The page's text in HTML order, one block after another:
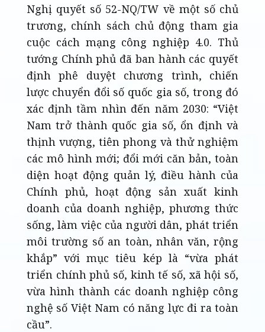
Nghị quyết số 52-NQ/TW về một số chủ
trương, chính sách chủ động tham gia
cuộc cách mạng công nghiệp 4.0. Thủ
tướng Chính phủ đã ban hành các quyết
định phê duyệt chương trình, chiến
lược chuyển đổi số quốc gia số, trong đó
xác định tầm nhìn đến năm 2030: “Việt
Nam trở thành quốc gia số, ổn định và
thịnh vượng, tiên phong và thử nghiệm
các mô hình mới; đổi mới căn bản, toàn
diện hoạt động quản lý, điều hành của
Chính phủ, hoạt động sản xuất kinh
doanh của doanh nghiệp, phương thức
sống, làm việc của người dân, phát triển
môi trường số an toàn, nhân văn, rộng
khắp” với mục tiêu kép là “vừa phát
triển chính phủ số, kinh tế số, xã hội số,
vừa hình thành các doanh nghiệp công
nghệ số Việt Nam có năng lực đi ra toàn
cầu”.